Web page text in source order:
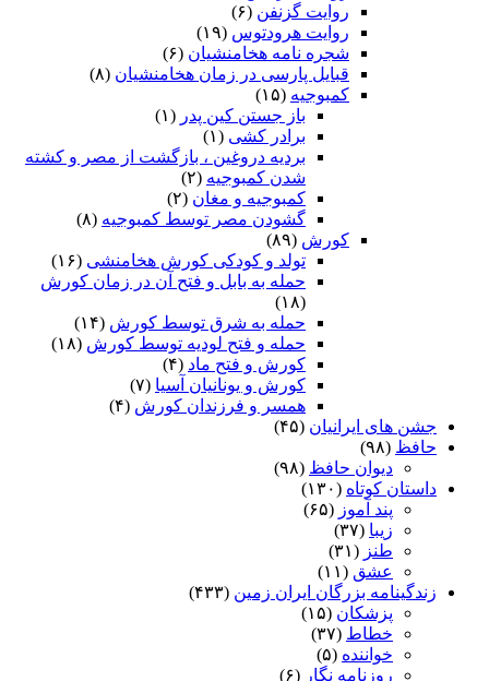
روایت گزنفن (۶)
روایت هرودتوس (۱۹)
شجره نامه هخامنشیان (۶)
قبایل پارسی در زمان هخامنشیان (۸)
کمبوجیه (۱۵)
باز جستن کین پدر (۱)
برادر کشی (۱)
بردیه دروغین ، بازگشت از مصر و کشته
شدن کمبوجیه (۲)
کمبوجیه و مغان (۲)
گشودن مصر توسط کمبوجیه (۸)
کورش (۸۹)
تولد و کودکی کورش هخامنشی (۱۶)
حمله به بابل و فتح آن در زمان کورش
(۱۸)
حمله به شرق توسط کورش (۱۴)
حمله و فتح لودیه توسط کورش (۱۸)
کورش و فتح ماد (۴)
کورش و یونانیان آسیا (۷)
همسر و فرزندان کورش (۴)
جشن های ایرانیان (۴۵)
حافظ (۹۸)
دیوان حافظ (۹۸)
داستان کوتاه (۱۳۰)
پند آموز (۶۵)
زیبا (۳۷)
طنز (۳۱)
عشق (۱۱)
زندگینامه بزرگان ایران زمین (۴۳۳)
پزشکان (۱۵)
خطاط (۳۷)
خواننده (۵)
روزنامه نگار (۶)